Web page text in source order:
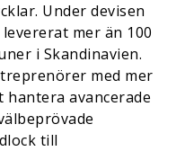
Under devisen
mer än 100
i Skandinavien.
med mer
avancerade
till